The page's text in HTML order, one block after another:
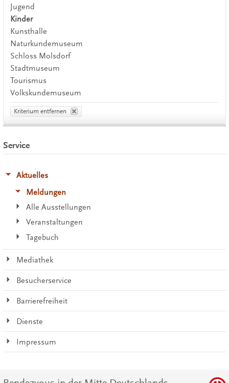
Jugend
Kinder
Kunsthalle
Naturkundemuseum
Schloss Molsdorf
Stadtmuseum
Tourismus
Volkskundemuseum
Kriterium entfernen
Service
Aktuelles
Meldungen
Alle Ausstellungen
Veranstaltungen
Tagebuch
Mediathek
Besucherservice
Barrierefreiheit
Dienste
Impressum